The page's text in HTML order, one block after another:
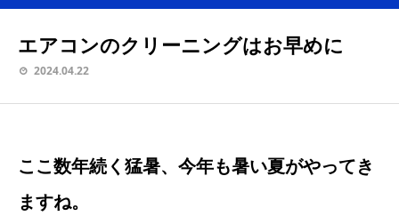
エアコンのクリーニングはお早めに
2024.04.22
ここ数年続く猛暑、今年も暑い夏がやってき
ますね。